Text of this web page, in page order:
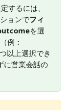
するには、
ョンでフィ
を選
例：
以上選択でき
に営業会話の